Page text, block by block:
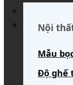
Search
Nội
Mẫu
Độ ghế